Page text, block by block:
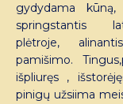
gydydama
springstantis
plėtroje,
pamišimo.
išpliuręs ,
pinigų užsiima